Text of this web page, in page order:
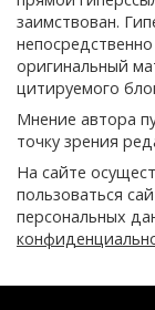
заимствован.
оригинальный
цитируемого
Мнение автора
точку зрения
На сайте
пользоваться
персональных